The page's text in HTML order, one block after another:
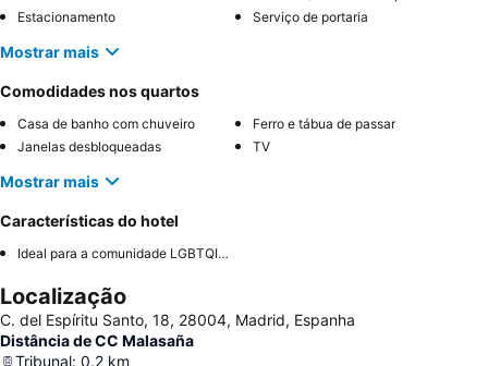
Estacionamento
Serviço de portaria
Mostrar mais
Comodidades nos quartos
Casa de banho com chuveiro
Ferro e tábua de passar
Janelas desbloqueadas
TV
Mostrar mais
Características do hotel
Ideal para a comunidade LGBTQIA+
Localização
C. del Espíritu Santo, 18, 28004, Madrid, Espanha
Distância de CC Malasaña
Tribunal: 0.2 km